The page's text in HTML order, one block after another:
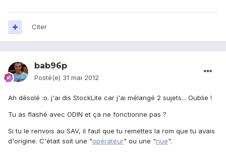
Citer
bab96p
Posté(e) 31 mai 2012
Ah désolé :o. j'ai dis StockLite car j'ai mélangé 2 sujets... Oublie !
Tu as flashé avec ODIN et ça ne fonctionne pas ?
Si tu le renvois au SAV, il faut que tu remettes la rom que tu avais
d'origine. C'était soit une "opérateur" ou une "nue".